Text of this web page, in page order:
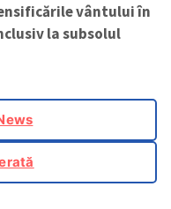
vântului în
la subsolul